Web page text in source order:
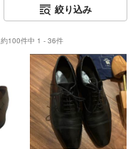
絞り込み
約100件中 1 - 36件